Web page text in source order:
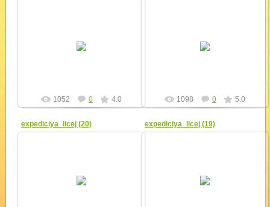
1052 0 4.0 1098 0 5.0
expediciya_licej (20) expediciya_licej (19)